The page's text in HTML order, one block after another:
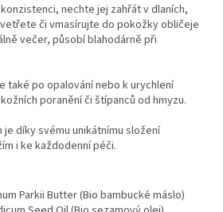
nechte jej zahřát v dlaních,
či vmasírujte do pokožky obličeje
večer, působí blahodárně při
také po opalování nebo k urychlení
poranění či štípanců od hmyzu.
je díky svému unikátnímu složení
i ke každodenní péči.
Parkii Butter (Bio bambucké máslo)